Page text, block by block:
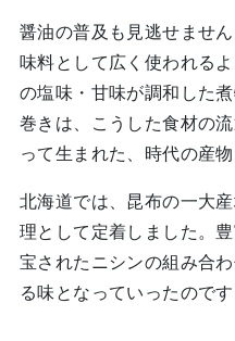
醤油の普及も見逃せませ
味料として広く使われる
の塩味・甘味が調和した
巻きは、こうした食材の
って生まれた、時代の産物
北海道では、昆布の一大
理として定着しました。
宝されたニシンの組み合
る味となっていったのです